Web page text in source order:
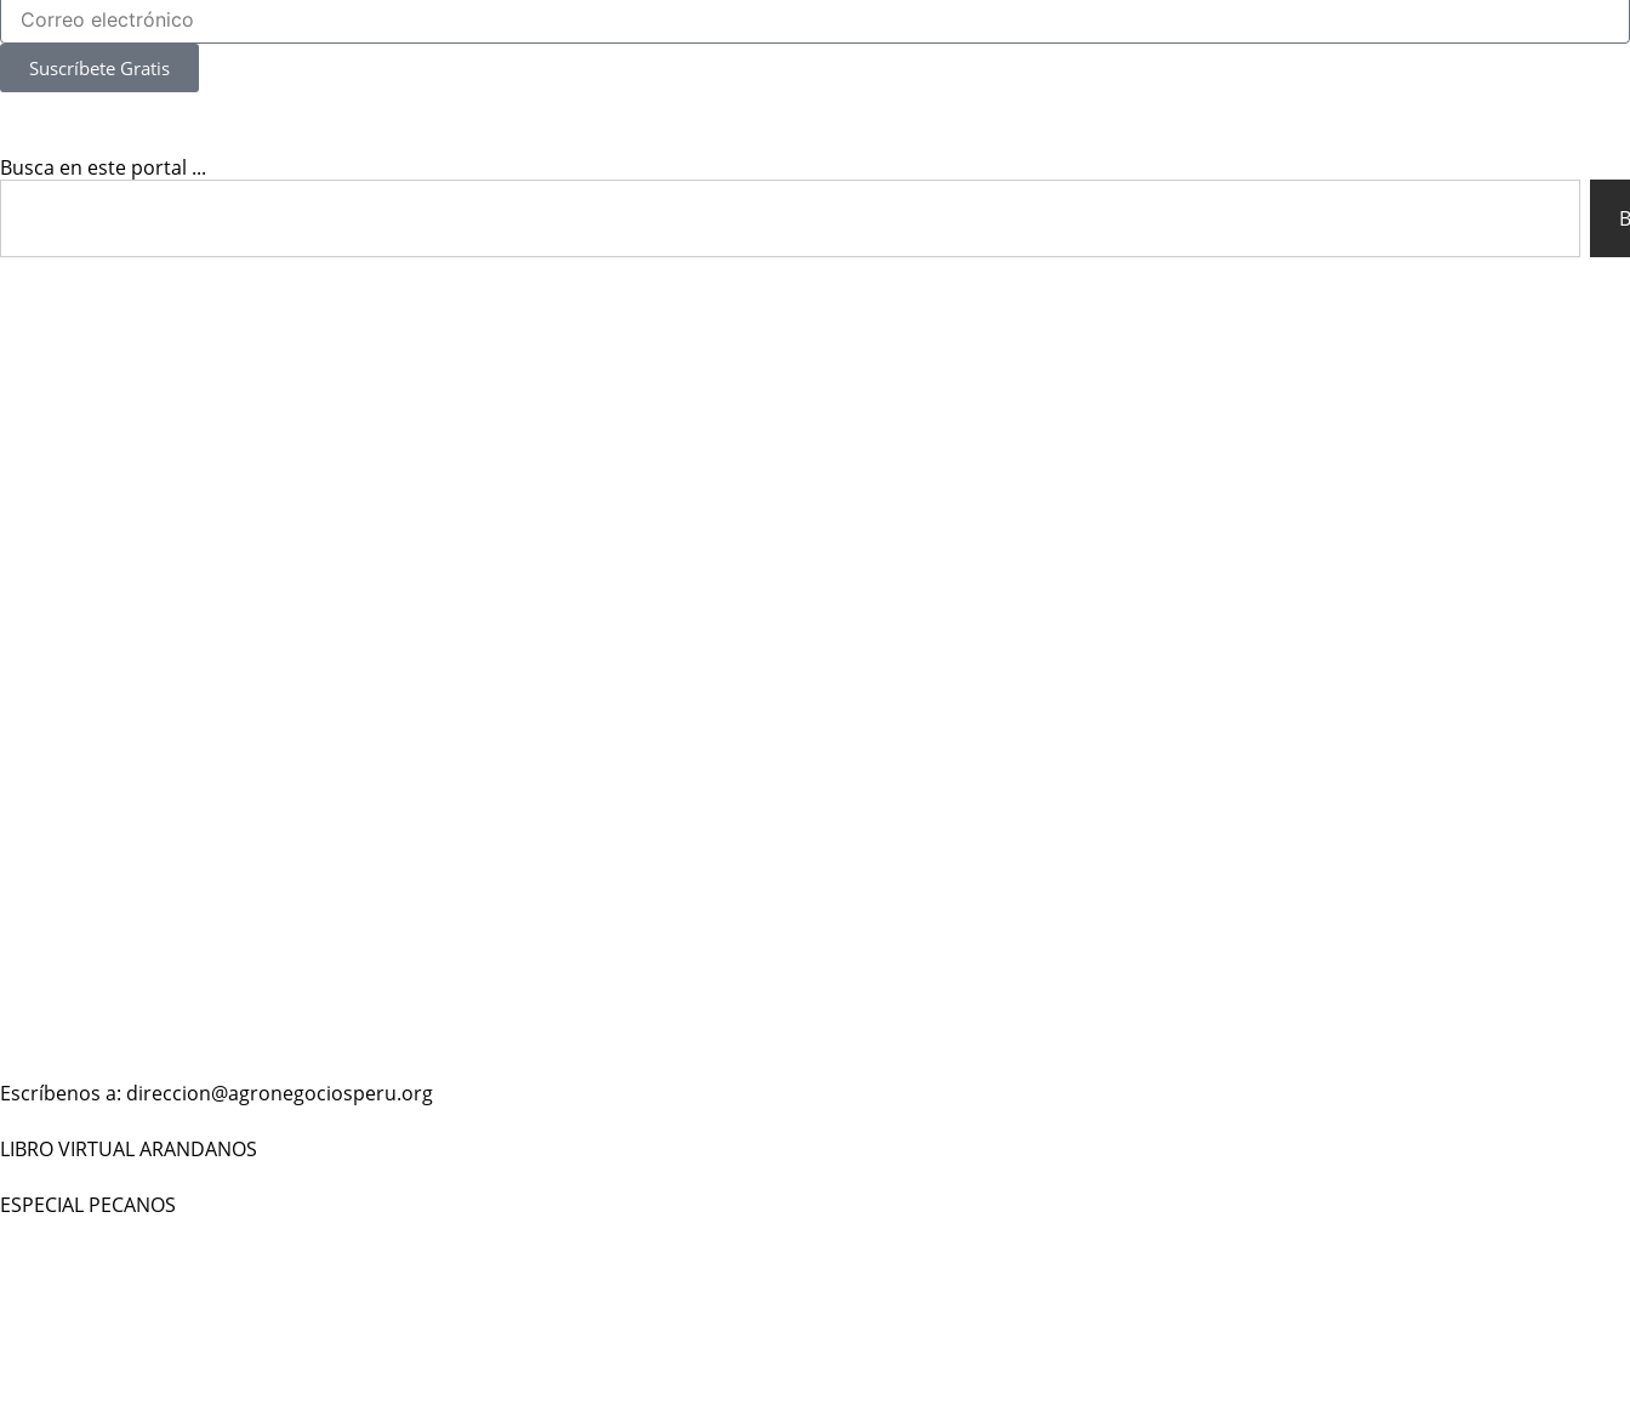
Suscríbete Gratis
Busca en este portal ...
Escríbenos a: direccion@agronegociosperu.org
LIBRO VIRTUAL ARANDANOS
ESPECIAL PECANOS